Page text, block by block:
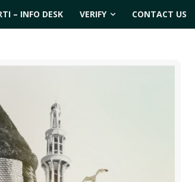
– INFO DESK VERIFY CONTACT US